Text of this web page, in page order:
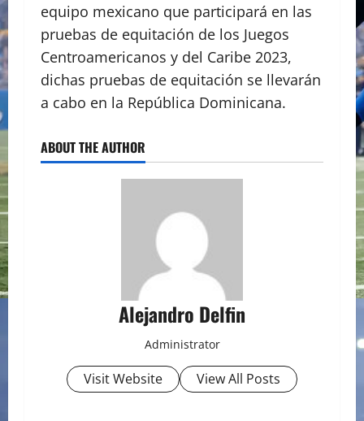
equipo mexicano que participará en las
pruebas de equitación de los Juegos
Centroamericanos y del Caribe 2023,
dichas pruebas de equitación se llevarán
a cabo en la República Dominicana.
ABOUT THE AUTHOR
Alejandro Delfin
Administrator
Visit Website View All Posts